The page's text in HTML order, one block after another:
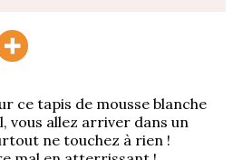
ce tapis de mousse blanche
vous allez arriver dans un
ne touchez à rien !